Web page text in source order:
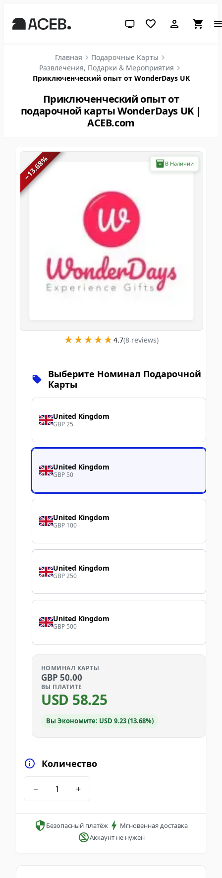
Системная тема (нажмите
Главная
Подарочные Карты
Развлечения, Подарки & Мероприятия
Приключенческий опыт от WonderDays UK
Приключенческий опыт от
подарочной карты WonderDays UK |
ACEB.com
В Наличии
−
13.68
%
★★★★★
★★★★★ 4.7(8reviews)
Выберите Номинал Подарочной
Карты
United Kingdom
GBP 25
United Kingdom
GBP 50
United Kingdom
GBP 100
United Kingdom
GBP 250
United Kingdom
GBP 500
НОМИНАЛ КАРТЫ
GBP 50.00
ВЫ ПЛАТИТЕ
USD 58.25
Вы Экономите: USD 9.23 (13.68%)
Количество
− +
Безопасный платёж
Мгновенная доставка
Аккаунт не нужен